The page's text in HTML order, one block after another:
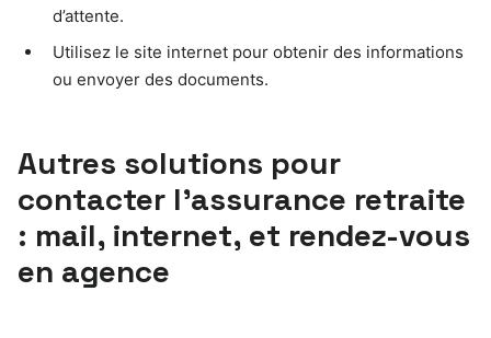
d’attente.
Utilisez le site internet pour obtenir des informations
ou envoyer des documents.
Autres solutions pour
contacter l’assurance retraite
: mail, internet, et rendez-vous
en agence